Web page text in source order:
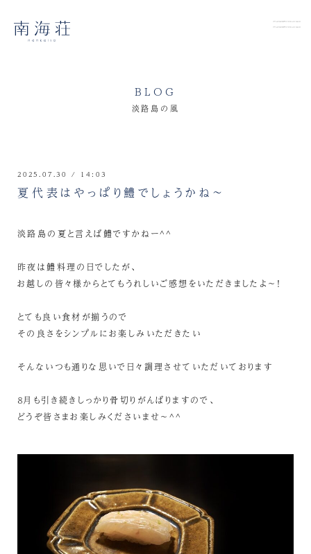
BLOG
淡路島の風
2025.07.30 / 14:03
夏代表はやっぱり鱧でしょうかね～
淡路島の夏と言えば鱧ですかねー^^
昨夜は鱧料理の日でしたが、
お越しの皆々様からとてもうれしいご感想をいただきましたよ～！
とても良い食材が揃うので
その良さをシンプルにお楽しみいただきたい
そんないつも通りな思いで日々調理させていただいております
８月も引き続きしっかり骨切りがんばりますので、
どうぞ皆さまお楽しみくださいませ～^^